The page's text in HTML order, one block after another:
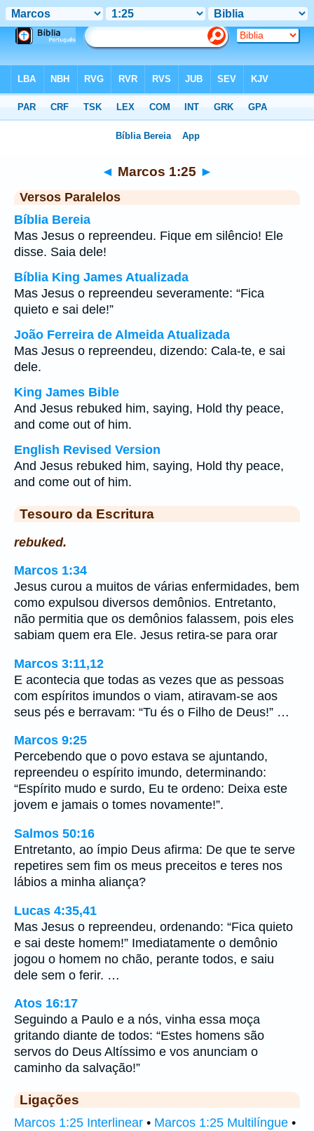
◄ Marcos 1:25 ►
Versos Paralelos
Bíblia Bereia
Mas Jesus o repreendeu. Fique em silêncio! Ele
disse. Saia dele!
Bíblia King James Atualizada
Mas Jesus o repreendeu severamente: “Fica
quieto e sai dele!”
João Ferreira de Almeida Atualizada
Mas Jesus o repreendeu, dizendo: Cala-te, e sai
dele.
King James Bible
And Jesus rebuked him, saying, Hold thy peace,
and come out of him.
English Revised Version
And Jesus rebuked him, saying, Hold thy peace,
and come out of him.
Tesouro da Escritura
rebuked.
Marcos 1:34
Jesus curou a muitos de várias enfermidades, bem
como expulsou diversos demônios. Entretanto,
não permitia que os demônios falassem, pois eles
sabiam quem era Ele. Jesus retira-se para orar
Marcos 3:11,12
E acontecia que todas as vezes que as pessoas
com espíritos imundos o viam, atiravam-se aos
seus pés e berravam: “Tu és o Filho de Deus!” …
Marcos 9:25
Percebendo que o povo estava se ajuntando,
repreendeu o espírito imundo, determinando:
“Espírito mudo e surdo, Eu te ordeno: Deixa este
jovem e jamais o tomes novamente!”.
Salmos 50:16
Entretanto, ao ímpio Deus afirma: De que te serve
repetires sem fim os meus preceitos e teres nos
lábios a minha aliança?
Lucas 4:35,41
Mas Jesus o repreendeu, ordenando: “Fica quieto
e sai deste homem!” Imediatamente o demônio
jogou o homem no chão, perante todos, e saiu
dele sem o ferir. …
Atos 16:17
Seguindo a Paulo e a nós, vinha essa moça
gritando diante de todos: “Estes homens são
servos do Deus Altíssimo e vos anunciam o
caminho da salvação!”
Ligações
Marcos 1:25 Interlinear • Marcos 1:25 Multilíngue •